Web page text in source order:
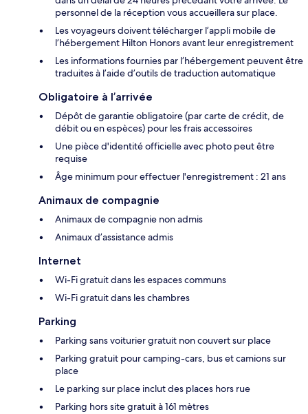
personnel de la réception vous accueillera sur place.
Les voyageurs doivent télécharger l’appli mobile de
l’hébergement Hilton Honors avant leur enregistrement
Les informations fournies par l’hébergement peuvent être
traduites à l’aide d’outils de traduction automatique
Obligatoire à l’arrivée
Dépôt de garantie obligatoire (par carte de crédit, de
débit ou en espèces) pour les frais accessoires
Une pièce d'identité officielle avec photo peut être
requise
Âge minimum pour effectuer l'enregistrement : 21 ans
Animaux de compagnie
Animaux de compagnie non admis
Animaux d’assistance admis
Internet
Wi-Fi gratuit dans les espaces communs
Wi-Fi gratuit dans les chambres
Parking
Parking sans voiturier gratuit non couvert sur place
Parking gratuit pour camping-cars, bus et camions sur
place
Le parking sur place inclut des places hors rue
Parking hors site gratuit à 161 mètres